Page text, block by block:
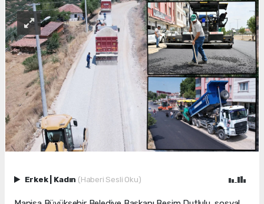
Erkek Kadın (Haberi Sesli Oku)